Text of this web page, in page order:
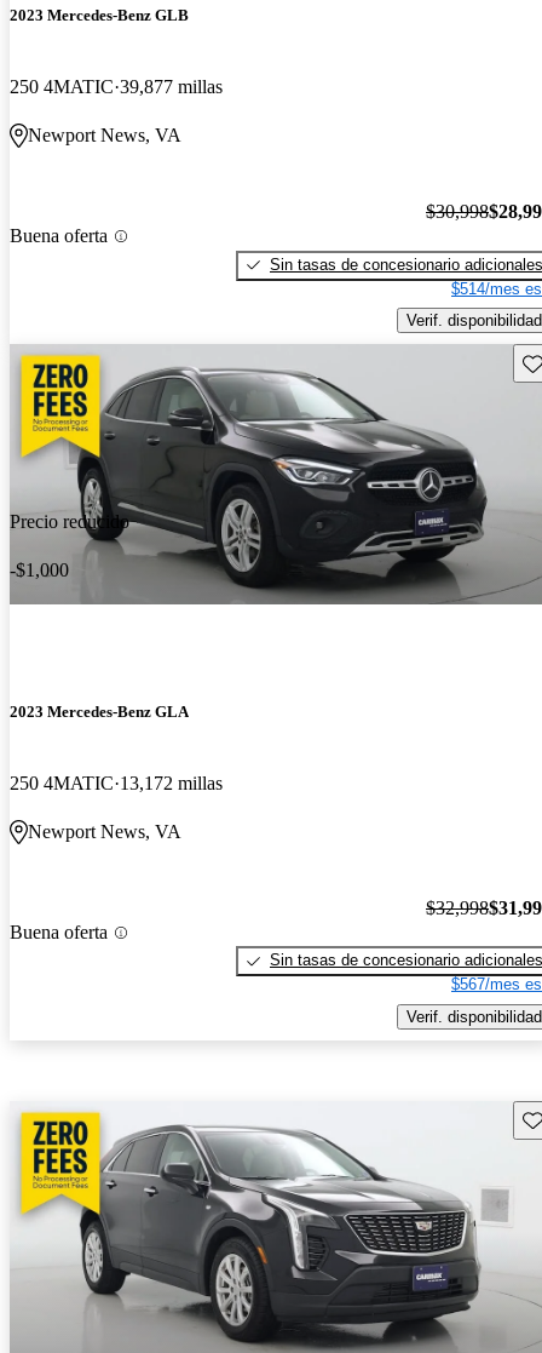
2023 Mercedes-Benz GLB
250 4MATIC 39,877 millas
Newport News, VA
Buena oferta
$30,998
Sin tasas de concesionario adicionales
$514/mes
Verif. disponibilidad
Precio reducido
-$1,000
2023 Mercedes-Benz GLA
250 4MATIC 13,172 millas
Newport News, VA
Buena oferta
$32,998
Sin tasas de concesionario adicionales
$567/mes
Verif. disponibilidad